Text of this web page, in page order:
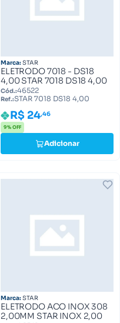
Marca:STAR
ELETRODO 7018 - DS18
4,00 STAR 7018 DS18 4,00
Cód.:46522
Ref.:STAR 7018 DS18 4,00
R$ 24,46
9% OFF
Adicionar
Marca:STAR
ELETRODO ACO INOX 308
2,00MM STAR INOX 2,00